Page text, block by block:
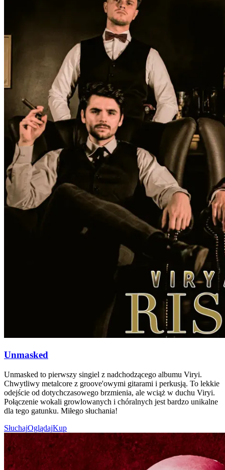
Unmasked
Unmasked to pierwszy singiel z nadchodzącego albumu Viryi.
Chwytliwy metalcore z groove'owymi gitarami i perkusją. To lekkie
odejście od dotychczasowego brzmienia, ale wciąż w duchu Viryi.
Połączenie wokali growlowanych i chóralnych jest bardzo unikalne
dla tego gatunku. Miłego słuchania!
SłuchajOglądajKup